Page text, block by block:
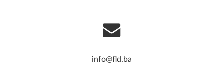
info@fld.ba